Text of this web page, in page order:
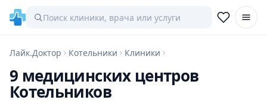
Лайк.Доктор Котельники Клиники
9 медицинских центров
Котельников